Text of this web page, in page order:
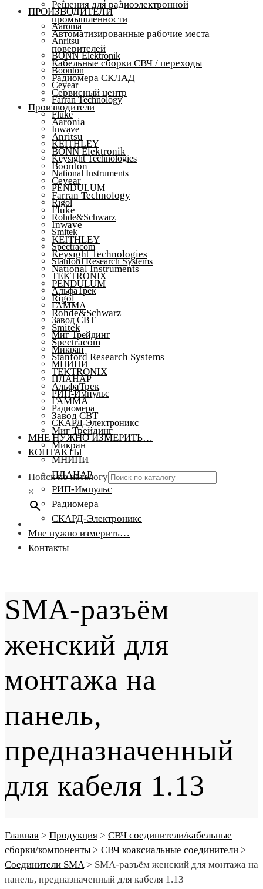
ПРОИЗВОДИТЕЛИ
Aaronia
Anritsu
BONN Elektronik
Boonton
Ceyear
Farran Technology
Fluke
Inwave
KEITHLEY
Keysight Technologies
National Instruments
PENDULUM
Rigol
Rohde&Schwarz
Smitek
Spectracom
Stanford Research Systems
TEKTRONIX
АльфаТрек
ГАММА
Завод СВТ
Миг Трейдинг
Микран
МНИПИ
ПЛАНАР
РИП-Импульс
Радиомера
СКАРД-Электроникс
МНЕ НУЖНО ИЗМЕРИТЬ…
КОНТАКТЫ
Поиск по каталогу
×
Решения для радиоэлектронной
промышленности
Автоматизированные рабочие места
поверителей
Кабельные сборки СВЧ / переходы
Радиомера СКЛАД
Сервисный центр
Производители
Aaronia
Anritsu
BONN Elektronik
Boonton
Ceyear
Farran Technology
Fluke
Inwave
KEITHLEY
Keysight Technologies
National Instruments
PENDULUM
Rigol
Rohde&Schwarz
Smitek
Spectracom
Stanford Research Systems
TEKTRONIX
АльфаТрек
ГАММА
Завод СВТ
Миг Трейдинг
Микран
МНИПИ
ПЛАНАР
РИП-Импульс
Радиомера
СКАРД-Электроникс
Мне нужно измерить…
Контакты
SMA-разъём
женский для
монтажа на
панель,
предназначенный
для кабеля 1.13
Главная > Продукция > СВЧ соединители/кабельные
сборки/компоненты > СВЧ коаксиальные соединители >
Соединители SMA > SMA-разъём женский для монтажа на
панель, предназначенный для кабеля 1.13